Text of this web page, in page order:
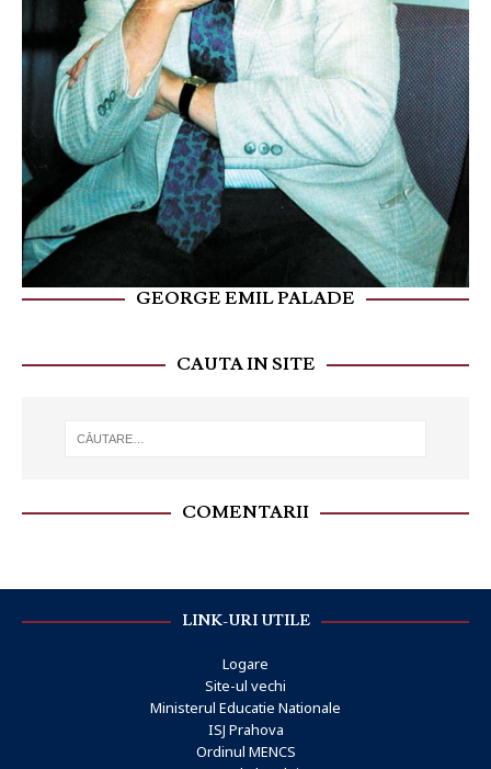
GEORGE EMIL PALADE
CAUTA IN SITE
COMENTARII
LINK-URI UTILE
Logare
Site-ul vechi
Ministerul Educatie Nationale
ISJ Prahova
Ordinul MENCS